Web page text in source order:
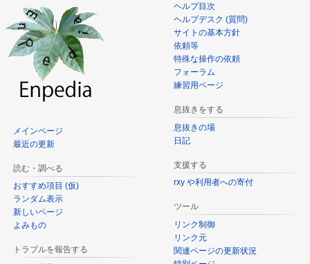
メインページ
最近の更新
読む・調べる
おすすめ項目 (仮)
ランダム表示
新しいページ
よみもの
トラブルを報告する
ヘルプ目次
ヘルプデスク (質問)
サイトの基本方針
依頼等
特殊な操作の依頼
フォーラム
練習用ページ
息抜きをする
息抜きの場
日記
支援する
rxy や利用者への寄付
ツール
リンク制御
リンク元
関連ページの更新状況